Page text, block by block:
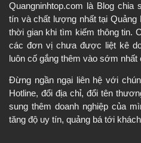
Quangninhtop.com là Blog
tín và chất lượng nhất tại Quảng
thời gian khi tìm kiếm thông tin.
các đơn vị chưa được liệt kê
luôn cố gắng thêm vào sớm nhất
Đừng ngần ngại liên hệ với
Hotline, đổi địa chỉ, đổi tên
sung thêm doanh nghiệp của
tăng độ uy tín, quảng bá tới